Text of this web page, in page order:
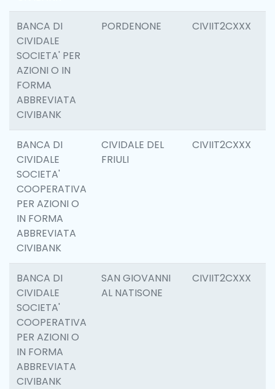
BANCA DI
CIVIDALE
SOCIETA' PER
AZIONI O IN
FORMA
ABBREVIATA
CIVIBANK
PORDENONE CIVIIT2CXXX
BANCA DI
CIVIDALE
SOCIETA'
COOPERATIVA
PER AZIONI O
IN FORMA
ABBREVIATA
CIVIBANK
CIVIDALE DEL
FRIULI
CIVIIT2CXXX
BANCA DI
CIVIDALE
SOCIETA'
COOPERATIVA
PER AZIONI O
IN FORMA
ABBREVIATA
CIVIBANK
SAN GIOVANNI
AL NATISONE
CIVIIT2CXXX